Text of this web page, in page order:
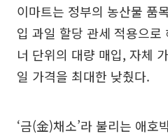
이마트는 정부의 농산물 품
입 과일 할당 관세 적용으로
너 단위의 대량 매입, 자체
일 가격을 최대한 낮췄다.
‘금(金)채소’라 불리는 애호